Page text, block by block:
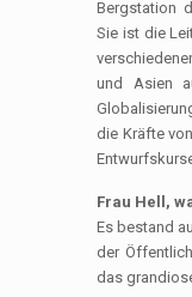
Bergstation
Sie ist die
und Asien
die Kräfte
Frau Hell,
Es bestand
der
das